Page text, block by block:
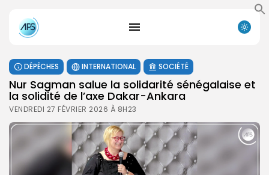
DÉPÊCHES INTERNATIONAL SOCIÉTÉ
Nur Sagman salue la solidarité sénégalaise et
la solidité de l’axe Dakar-Ankara
VENDREDI 27 FÉVRIER 2026 À 8H23